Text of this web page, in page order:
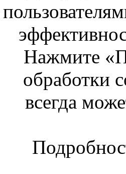
Нажмите
обработки
всегда